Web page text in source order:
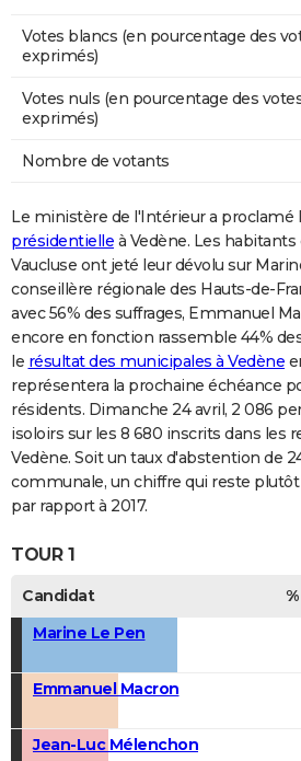
Votes blancs (en pourcentage des
exprimés)
Votes nuls (en pourcentage des
exprimés)
Nombre de votants
Le ministère de l'Intérieur a proclamé
présidentielle à Vedène. Les
Vaucluse ont jeté leur dévolu sur
conseillère régionale des Hauts-de-
avec 56% des suffrages, Emmanuel
encore en fonction rassemble 44%
le résultat des municipales à Vedène
représentera la prochaine échéance
résidents. Dimanche 24 avril, 2 086
isoloirs sur les 8 680 inscrits dans les
Vedène. Soit un taux d'abstention de
communale, un chiffre qui reste
par rapport à 2017.
TOUR 1
Candidat
Marine Le Pen
Emmanuel Macron
Jean-Luc Mélenchon